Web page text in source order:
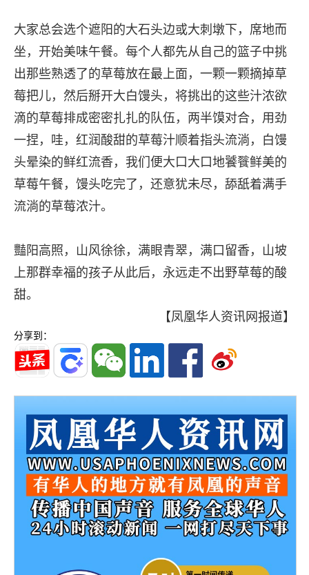
大家总会选个遮阳的大石头边或大刺墩下，席地而
坐，开始美味午餐。每个人都先从自己的篮子中挑
出那些熟透了的草莓放在最上面，一颗一颗摘掉草
莓把儿，然后掰开大白馒头，将挑出的这些汁浓欲
滴的草莓排成密密扎扎的队伍，两半馍对合，用劲
一捏，哇，红润酸甜的草莓汁顺着指头流淌，白馒
头晕染的鲜红流香，我们便大口大口地饕餮鲜美的
草莓午餐，馒头吃完了，还意犹未尽，舔舐着满手
流淌的草莓浓汁。
豔阳高照，山风徐徐，满眼青翠，满口留香，山坡
上那群幸福的孩子从此后，永远走不出野草莓的酸
甜。
【凤凰华人资讯网报道】
分享到：